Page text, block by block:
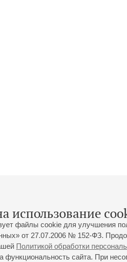
использование
файлы cookie для улучшения
от 27.07.2006 № 152-ФЗ.
Политикой обработки
функциональность сайта. При